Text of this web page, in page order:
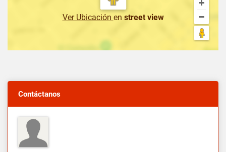
Ver Ubicación en street view
Contáctanos